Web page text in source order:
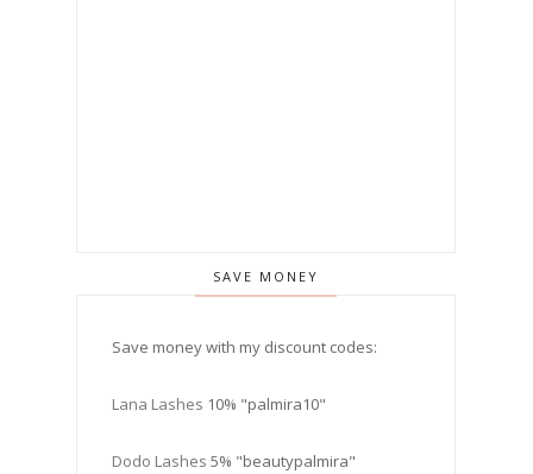
SAVE MONEY
Save money with my discount codes:
Lana Lashes 10% "palmira10"
Dodo Lashes 5% "beautypalmira"